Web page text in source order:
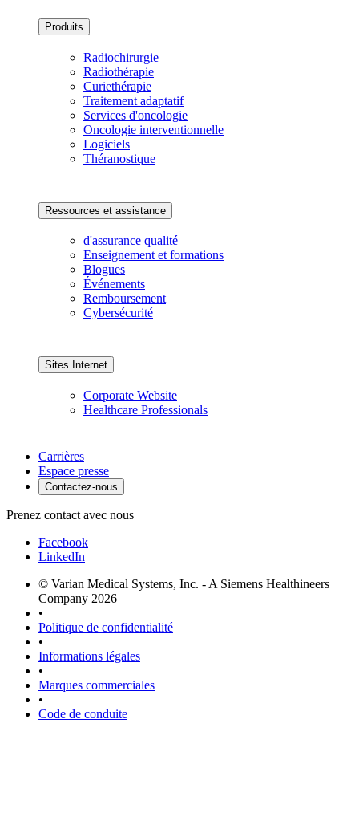
Produits
Radiochirurgie
Radiothérapie
Curiethérapie
Traitement adaptatif
Services d'oncologie
Oncologie interventionnelle
Logiciels
Théranostique
Ressources et assistance
d'assurance qualité
Enseignement et formations
Blogues
Événements
Remboursement
Cybersécurité
Sites Internet
Corporate Website
Healthcare Professionals
Carrières
Espace presse
Contactez-nous
Prenez contact avec nous
Facebook
LinkedIn
© Varian Medical Systems, Inc. - A Siemens Healthineers
Company 2026
•
Politique de confidentialité
•
Informations légales
•
Marques commerciales
•
Code de conduite